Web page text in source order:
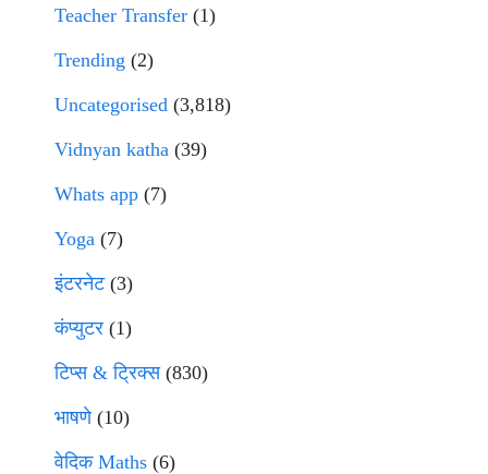
Teacher Transfer (1)
Trending (2)
Uncategorised (3,818)
Vidnyan katha (39)
Whats app (7)
Yoga (7)
इंटरनेट(3)
कंप्युटर (1)
टिप्स & ट्रिक्स(830)
भाषणे(10)
वेदिक Maths (6)